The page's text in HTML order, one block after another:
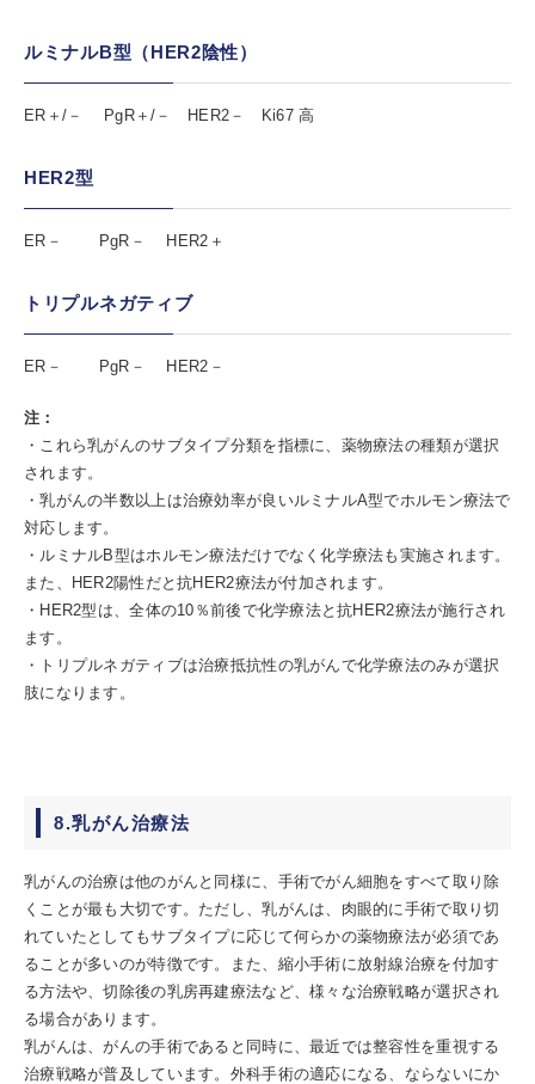
ルミナルB型（HER2陰性）
ER ＋ /－ PgR＋/－ HER2－ Ki67 高
HER2型
ER－ PgR－ HER2 ＋
トリプルネガティブ
ER－ PgR－ HER2－
注：
・これら乳がんのサブタイプ分類を指標に、薬物療法の種類が選択
されます。
・乳がんの半数以上は治療効率が良いルミナルA型でホルモン療法で
対応します。
・ルミナルB型はホルモン療法だけでなく化学療法も実施されます。
また、HER2陽性だと抗HER2療法が付加されます。
・HER2型は、全体の10％前後で化学療法と抗HER2療法が施行され
ます。
・トリプルネガティブは治療抵抗性の乳がんで化学療法のみが選択
肢になります。
8.乳がん治療法
乳がんの治療は他のがんと同様に、手術でがん細胞をすべて取り除
くことが最も大切です。ただし、乳がんは、肉眼的に手術で取り切
れていたとしてもサブタイプに応じて何らかの薬物療法が必須であ
ることが多いのが特徴です。また、縮小手術に放射線治療を付加す
る方法や、切除後の乳房再建療法など、様々な治療戦略が選択され
る場合があります。
乳がんは、がんの手術であると同時に、最近では整容性を重視する
治療戦略が普及しています。外科手術の適応になる、ならないにか